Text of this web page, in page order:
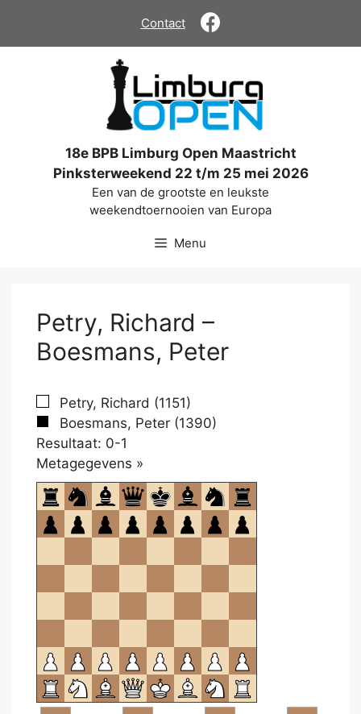
de
Contact
18e BPB Limburg Open Maastricht
Pinksterweekend 22 t/m 25 mei 2026
Een van de grootste en leukste
weekendtoernooien van Europa
Menu
Petry, Richard –
Boesmans, Peter
Petry, Richard (1151)
Boesmans, Peter (1390)
Resultaat: 0-1
Metagegevens »
om
te
openen.